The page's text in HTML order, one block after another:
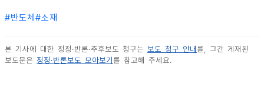
#반도체 #소재
본 기사에 대한 정정·반론·추후보도 청구는 보도 청구 안내 를, 그간 게재된
보도문은 정정·반론보도 모아보기 를 참고해 주세요.